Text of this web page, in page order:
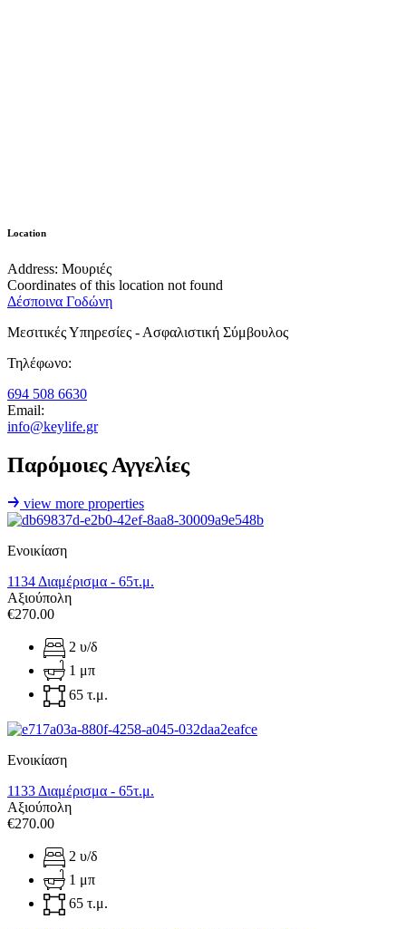
Location
Address: Μουριές
Coordinates of this location not found
Δέσποινα Γοδώνη
Μεσιτικές Υπηρεσίες - Ασφαλιστική Σύμβουλος
Τηλέφωνο:
694 508 6630
Email:
info@keylife.gr
Παρόμοιες Αγγελίες
view more properties
Ενοικίαση
1134 Διαμέρισμα - 65τ.μ.
Αξιούπολη
€270.00
2 υ/δ
1 μπ
65 τ.μ.
Ενοικίαση
1133 Διαμέρισμα - 65τ.μ.
Αξιούπολη
€270.00
2 υ/δ
1 μπ
65 τ.μ.